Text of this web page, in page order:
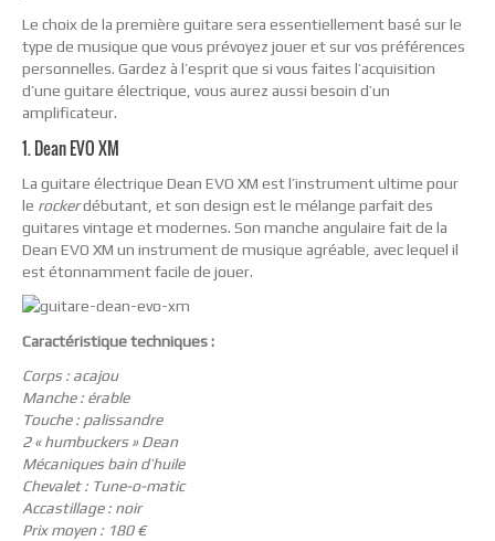
Le choix de la première guitare sera essentiellement basé sur le
type de musique que vous prévoyez jouer et sur vos préférences
personnelles. Gardez à l’esprit que si vous faites l’acquisition
d’une guitare électrique, vous aurez aussi besoin d’un
amplificateur.
1. Dean EVO XM
La guitare électrique Dean EVO XM est l’instrument ultime pour
le rockerdébutant, et son design est le mélange parfait des
guitares vintage et modernes. Son manche angulaire fait de la
Dean EVO XM un instrument de musique agréable, avec lequel il
est étonnamment facile de jouer.
Caractéristique techniques :
Corps : acajou
Manche : érable
Touche : palissandre
2 « humbuckers » Dean
Mécaniques bain d’huile
Chevalet : Tune-o-matic
Accastillage : noir
Prix moyen : 180 €